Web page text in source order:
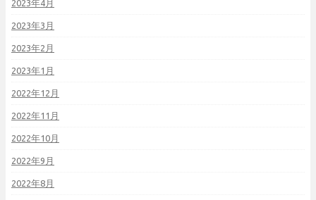
2023年4月
2023年3月
2023年2月
2023年1月
2022年12月
2022年11月
2022年10月
2022年9月
2022年8月